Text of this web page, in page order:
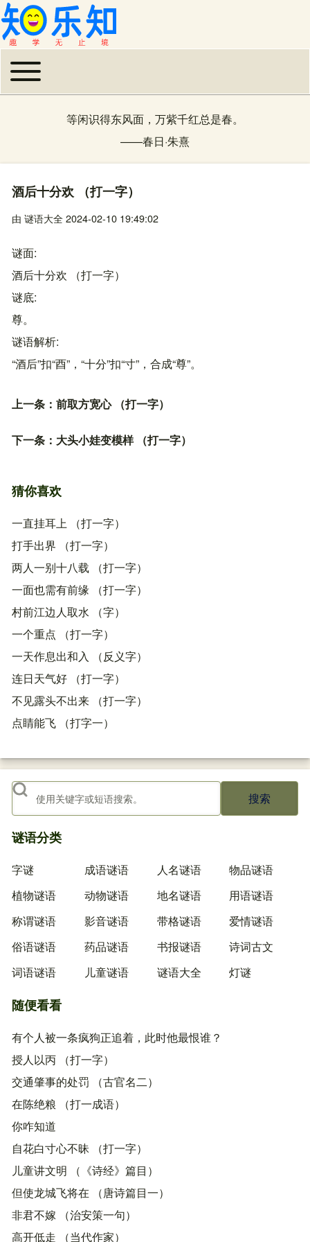
主导航
Toggle main menu
等闲识得东风面，万紫千红总是春。
——春日·朱熹
酒后十分欢 （打一字）
由 谜语大全2024-02-10 19:49:02
谜面
酒后十分欢 （打一字）
谜底
尊。
谜语解析
“酒后”扣“酉”，“十分”扣“寸”，合成“尊”。
上一条： 前取方宽心 （打一字）
下一条： 大头小娃变模样 （打一字）
猜你喜欢
一直挂耳上 （打一字）
打手出界 （打一字）
两人一别十八载 （打一字）
一面也需有前缘 （打一字）
村前江边人取水 （字）
一个重点 （打一字）
一天作息出和入 （反义字）
连日天气好 （打一字）
不见露头不出来 （打一字）
点睛能飞 （打字一）
搜索
谜语分类
字谜 成语谜语 人名谜语
物品谜语
植物谜语
动物谜语 地名谜语
用语谜语
称谓谜语
影音谜语 带格谜语
爱情谜语
俗语谜语
药品谜语 书报谜语
诗词古文
词语谜语
儿童谜语 谜语大全 灯谜
随便看看
有个人被一条疯狗正追着，此时他最恨谁？
授人以丙 （打一字）
交通肇事的处罚 （古官名二）
在陈绝粮 （打一成语）
你咋知道
自花白寸心不昧 （打一字）
儿童讲文明 （《诗经》篇目）
但使龙城飞将在 （唐诗篇目一）
非君不嫁 （治安策一句）
高开低走 （当代作家）